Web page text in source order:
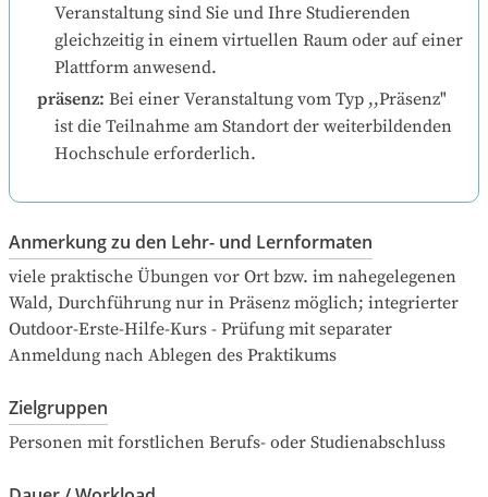
Veranstaltung sind Sie und Ihre Studierenden
gleichzeitig in einem virtuellen Raum oder auf einer
Plattform anwesend.
präsenz: Bei einer Veranstaltung vom Typ ,,Präsenz"
ist die Teilnahme am Standort der weiterbildenden
Hochschule erforderlich.
Anmerkung zu den Lehr- und Lernformaten
viele praktische Übungen vor Ort bzw. im nahegelegenen
Wald, Durchführung nur in Präsenz möglich; integrierter
Outdoor-Erste-Hilfe-Kurs - Prüfung mit separater
Anmeldung nach Ablegen des Praktikums
Zielgruppen
Personen mit forstlichen Berufs- oder Studienabschluss